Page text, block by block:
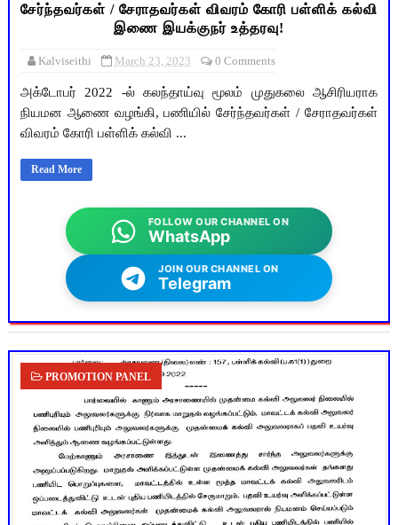
சேர்ந்தவர்கள் / சேராதவர்கள் விவரம் கோரி பள்ளிக் கல்வி
இணை இயக்குநர் உத்தரவு!
Kalviseithi March 23, 2023 0 Comments
அக்டோபர் 2022 -ல் கலந்தாய்வு மூலம் முதுகலை ஆசிரியராக
நியமன ஆணை வழங்கி, பணியில் சேர்ந்தவர்கள் / சேராதவர்கள்
விவரம் கோரி பள்ளிக் கல்வி ...
Read More
FOLLOW OUR CHANNEL ON
WhatsApp
JOIN OUR CHANNEL ON
Telegram
PROMOTION PANEL